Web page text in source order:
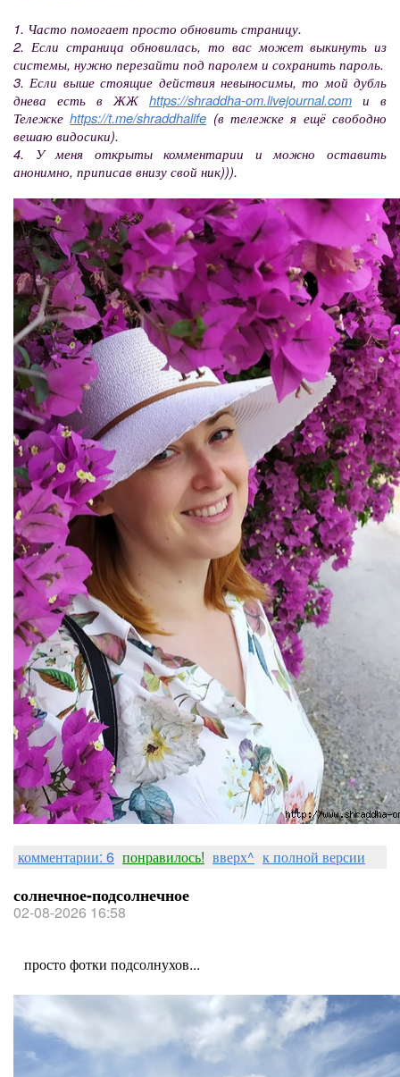
1. Часто помогает просто обновить страницу.
2. Если страница обновилась, то вас может выкинуть из
системы, нужно перезайти под паролем и сохранить пароль.
3. Если выше стоящие действия невыносимы, то мой дубль
днева есть в ЖЖ https://shraddha-om.livejournal.com и в
Тележкеhttps://t.me/shraddhalife (в тележке я ещё свободно
вешаю видосики).
4. У меня открыты комментарии и можно оставить
анонимно, приписав внизу свой ник))).
комментарии: 6 понравилось! вверх^ к полной версии
солнечное-подсолнечное
02-08-2026 16:58
просто фотки подсолнухов...